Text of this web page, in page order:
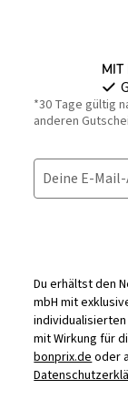
Mit
*30 Tage gültig
anderen
Deine E-
Du erhältst den
mbH mit
mit Wirkung für
bonprix.deoder